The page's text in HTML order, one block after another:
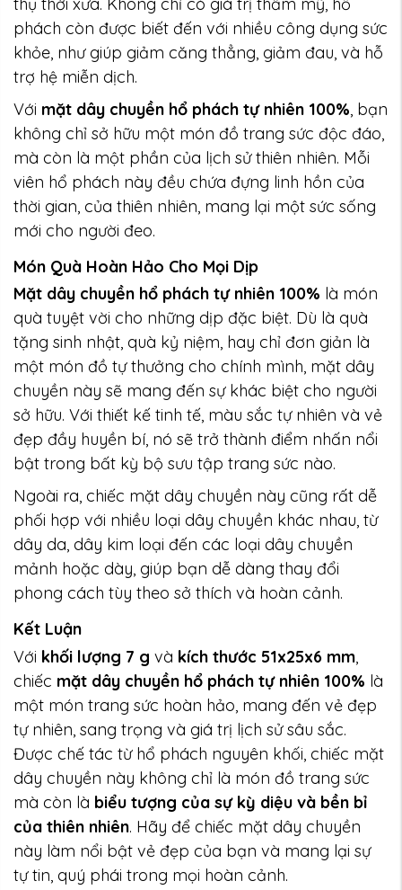
phách còn được biết đến với nhiều công dụng sức
khỏe, như giúp giảm căng thẳng, giảm đau, và hỗ
trợ hệ miễn dịch.
Với mặt dây chuyền hổ phách tự nhiên 100%, bạn
không chỉ sở hữu một món đồ trang sức độc đáo,
mà còn là một phần của lịch sử thiên nhiên. Mỗi
viên hổ phách này đều chứa đựng linh hồn của
thời gian, của thiên nhiên, mang lại một sức sống
mới cho người đeo.
Món Quà Hoàn Hảo Cho Mọi Dịp
Mặt dây chuyền hổ phách tự nhiên 100% là món
quà tuyệt vời cho những dịp đặc biệt. Dù là quà
tặng sinh nhật, quà kỷ niệm, hay chỉ đơn giản là
một món đồ tự thưởng cho chính mình, mặt dây
chuyền này sẽ mang đến sự khác biệt cho người
sở hữu. Với thiết kế tinh tế, màu sắc tự nhiên và vẻ
đẹp đầy huyền bí, nó sẽ trở thành điểm nhấn nổi
bật trong bất kỳ bộ sưu tập trang sức nào.
Ngoài ra, chiếc mặt dây chuyền này cũng rất dễ
phối hợp với nhiều loại dây chuyền khác nhau, từ
dây da, dây kim loại đến các loại dây chuyền
mảnh hoặc dày, giúp bạn dễ dàng thay đổi
phong cách tùy theo sở thích và hoàn cảnh.
Kết Luận
Với khối lượng 7 g và kích thước 51x25x6 mm,
chiếc mặt dây chuyền hổ phách tự nhiên 100% là
một món trang sức hoàn hảo, mang đến vẻ đẹp
tự nhiên, sang trọng và giá trị lịch sử sâu sắc.
Được chế tác từ hổ phách nguyên khối, chiếc mặt
dây chuyền này không chỉ là món đồ trang sức
mà còn là biểu tượng của sự kỳ diệu và bền bỉ
của thiên nhiên. Hãy để chiếc mặt dây chuyền
này làm nổi bật vẻ đẹp của bạn và mang lại sự
tự tin, quý phái trong mọi hoàn cảnh.